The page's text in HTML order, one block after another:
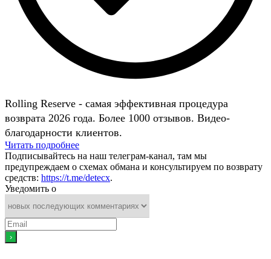
Rolling Reserve - самая эффективная процедура
возврата 2026 года. Более 1000 отзывов. Видео-
благодарности клиентов.
Читать подробнее
Подписывайтесь на наш телеграм-канал, там мы
предупреждаем о схемах обмана и консультируем по возврату
средств: https://t.me/detecx.
Уведомить о